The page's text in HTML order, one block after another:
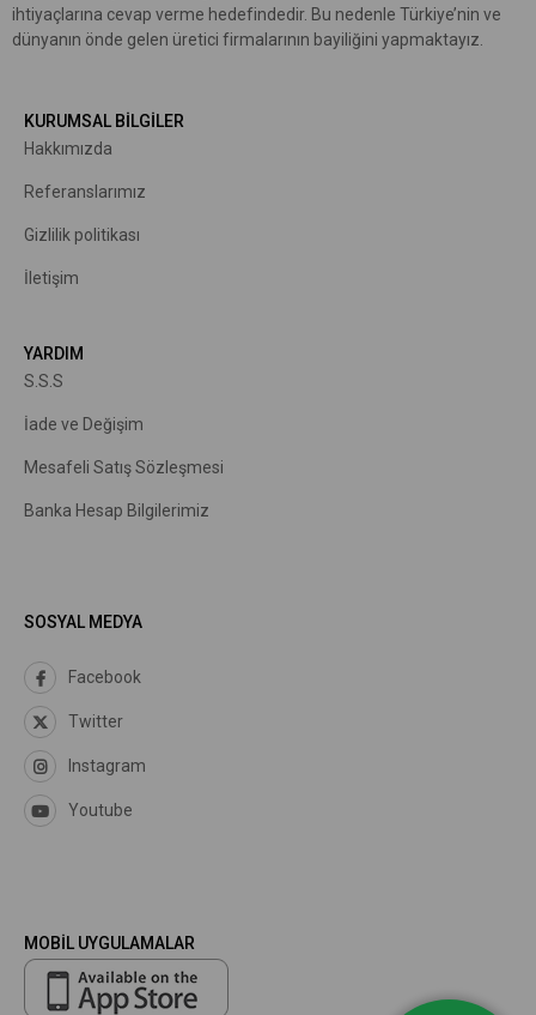
ihtiyaçlarına cevap verme hedefindedir. Bu nedenle Türkiye’nin ve
dünyanın önde gelen üretici firmalarının bayiliğini yapmaktayız.
KURUMSAL BİLGİLER
Hakkımızda
Referanslarımız
Gizlilik politikası
İletişim
YARDIM
S.S.S
İade ve Değişim
Mesafeli Satış Sözleşmesi
Banka Hesap Bilgilerimiz
SOSYAL MEDYA
Facebook
Twitter
Instagram
Youtube
MOBİL UYGULAMALAR